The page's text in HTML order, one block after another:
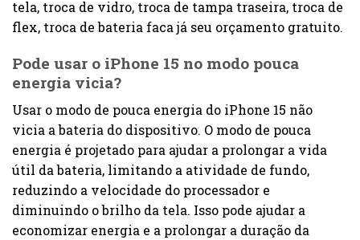
tela, troca de vidro, troca de tampa traseira, troca de
flex, troca de bateria faca já seu orçamento gratuito.
Pode usar o iPhone 15 no modo pouca
energia vicia?
Usar o modo de pouca energia do iPhone 15 não
vicia a bateria do dispositivo. O modo de pouca
energia é projetado para ajudar a prolongar a vida
útil da bateria, limitando a atividade de fundo,
reduzindo a velocidade do processador e
diminuindo o brilho da tela. Isso pode ajudar a
economizar energia e a prolongar a duração da